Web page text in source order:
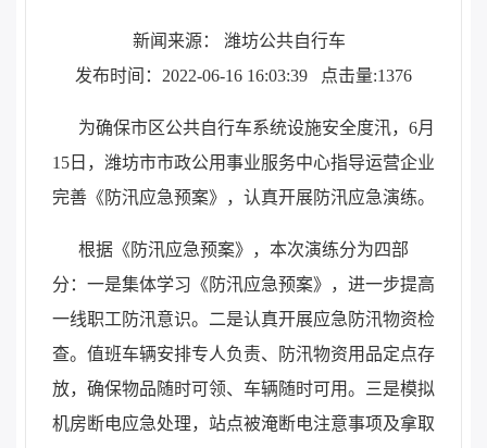
新闻来源： 潍坊公共自行车
发布时间：2022-06-16 16:03:39
点击量:1376
为确保市区公共自行车系统设施安全度汛，6月
15日，潍坊市市政公用事业服务中心指导运营企业
完善《防汛应急预案》，认真开展防汛应急演练。
根据《防汛应急预案》，本次演练分为四部
分：一是集体学习《防汛应急预案》，进一步提高
一线职工防汛意识。二是认真开展应急防汛物资检
查。值班车辆安排专人负责、防汛物资用品定点存
放，确保物品随时可领、车辆随时可用。三是模拟
机房断电应急处理，站点被淹断电注意事项及拿取